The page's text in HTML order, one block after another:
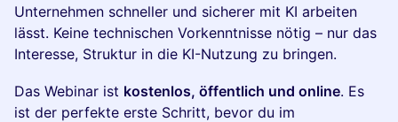
Unternehmen schneller und sicherer mit KI arbeiten
lässt. Keine technischen Vorkenntnisse nötig – nur das
Interesse, Struktur in die KI-Nutzung zu bringen.
Das Webinar ist kostenlos, öffentlich und online. Es
ist der perfekte erste Schritt, bevor du im